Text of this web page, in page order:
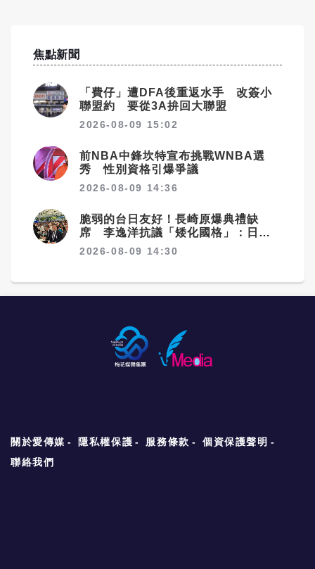
焦點新聞
「費仔」遭DFA後重返水手 改簽小
聯盟約 要從3A拚回大聯盟
2026-08-09 15:02
前NBA中鋒坎特宣布挑戰WNBA選
秀 性別資格引爆爭議
2026-08-09 14:36
脆弱的台日友好！長崎原爆典禮缺
席 李逸洋抗議「矮化國格」：日媒
揭長崎特殊安排
2026-08-09 14:30
關於愛傳媒 隱私權保護 服務條款
個資保護聲明
聯絡我們